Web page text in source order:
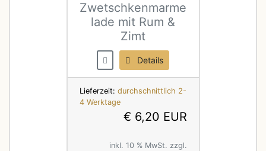
Zwetschkenmarme
lade mit Rum &
Zimt
Details
Lieferzeit: durchschnittlich 2-
4 Werktage
€ 6,20 EUR
inkl. 10 % MwSt. zzgl.